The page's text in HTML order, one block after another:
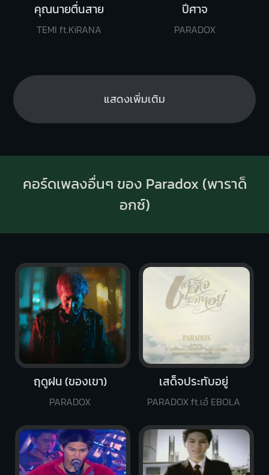
คุณนายตื่นสาย
TEMI ft.KiRANA
ปีศาจ
PARADOX
แสดงเพิ่มเติม
คอร์ดเพลงอื่นๆ ของ Paradox (พาราด็
อกซ์)
ฤดูฝน (ของเขา)
PARADOX
เสด็จประทับอยู่
PARADOX ft.เอ๋ EBOLA